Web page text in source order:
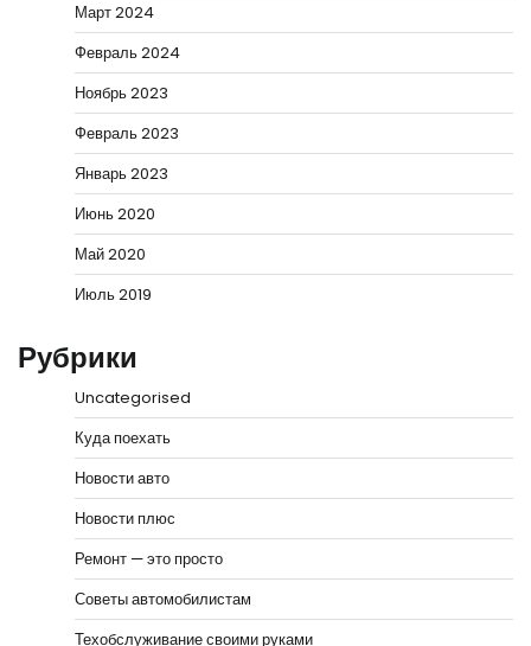
Март 2024
Февраль 2024
Ноябрь 2023
Февраль 2023
Январь 2023
Июнь 2020
Май 2020
Июль 2019
Рубрики
Uncategorised
Куда поехать
Новости авто
Новости плюс
Ремонт — это просто
Советы автомобилистам
Техобслуживание своими руками